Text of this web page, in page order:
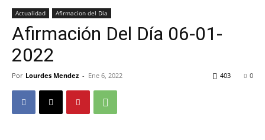
Actualidad Afirmacion del Dia
Afirmación Del Día 06-01-
2022
Por Lourdes Mendez - Ene 6, 2022 0
403